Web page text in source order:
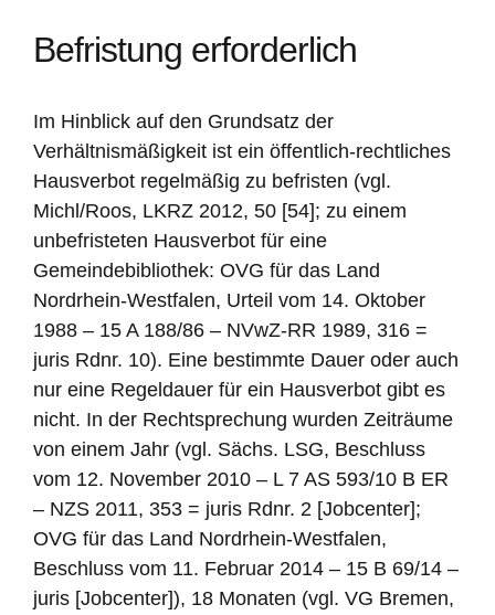
Befristung erforderlich
Im Hinblick auf den Grundsatz der
Verhältnismäßigkeit ist ein öffentlich-rechtliches
Hausverbot regelmäßig zu befristen (vgl.
Michl/Roos, LKRZ 2012, 50 [54]; zu einem
unbefristeten Hausverbot für eine
Gemeindebibliothek: OVG für das Land
Nordrhein-Westfalen, Urteil vom 14. Oktober
1988 – 15 A 188/86 – NVwZ-RR 1989, 316 =
juris Rdnr. 10). Eine bestimmte Dauer oder auch
nur eine Regeldauer für ein Hausverbot gibt es
nicht. In der Rechtsprechung wurden Zeiträume
von einem Jahr (vgl. Sächs. LSG, Beschluss
vom 12. November 2010 – L 7 AS 593/10 B ER
– NZS 2011, 353 = juris Rdnr. 2 [Jobcenter];
OVG für das Land Nordrhein-Westfalen,
Beschluss vom 11. Februar 2014 – 15 B 69/14 –
juris [Jobcenter]), 18 Monaten (vgl. VG Bremen,